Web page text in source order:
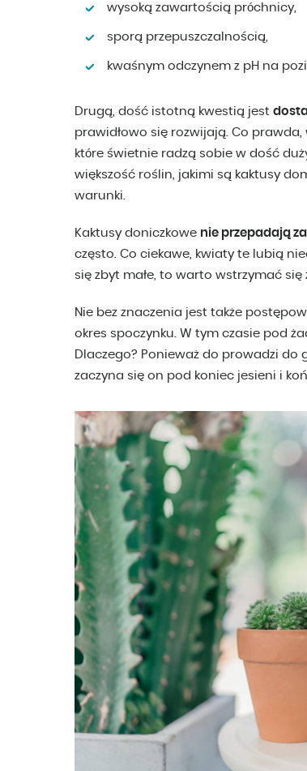
wysoką zawartością próchnicy,
sporą przepuszczalnością,
kwaśnym odczynem z pH na
Drugą, dość istotną kwestią jest
prawidłowo się rozwijają. Co
które świetnie radzą sobie w dość
większość roślin, jakimi są kaktusy
warunki.
Kaktusy doniczkowe nie przepadają
często. Co ciekawe, kwiaty te lubią
się zbyt małe, to warto wstrzymać się
Nie bez znaczenia jest także
okres spoczynku. W tym czasie pod
Dlaczego? Ponieważ do prowadzi do
zaczyna się on pod koniec jesieni i